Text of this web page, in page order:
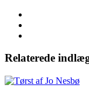
Relaterede